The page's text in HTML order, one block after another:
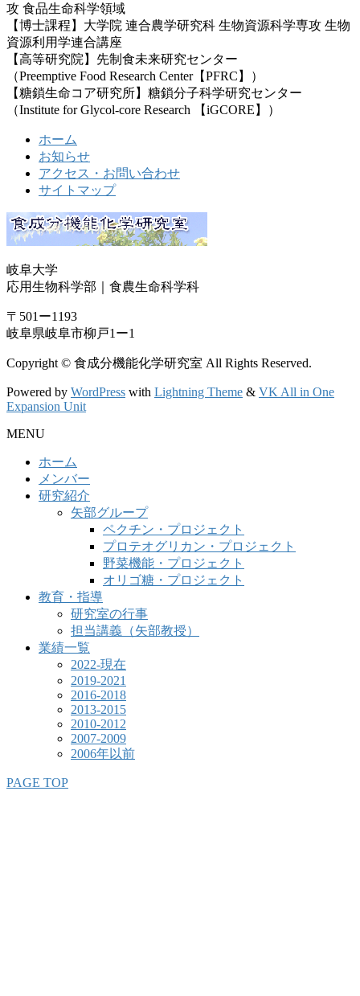
攻 食品生命科学領域
【博士課程】大学院 連合農学研究科 生物資源科学専攻 生物
資源利用学連合講座
【高等研究院】先制食未来研究センター
（Preemptive Food Research Center【PFRC】）
【糖鎖生命コア研究所】糖鎖分子科学研究センター
（Institute for Glycol-core Research 【iGCORE】）
ホーム
お知らせ
アクセス・お問い合わせ
サイトマップ
岐阜大学
応用生物科学部｜食農生命科学科
〒501ー1193
岐阜県岐阜市柳戸1ー1
Copyright © 食成分機能化学研究室 All Rights Reserved.
Powered by WordPress with Lightning Theme & VK All in One
Expansion Unit
MENU
ホーム
メンバー
研究紹介
矢部グループ
ペクチン・プロジェクト
プロテオグリカン・プロジェクト
野菜機能・プロジェクト
オリゴ糖・プロジェクト
教育・指導
研究室の行事
担当講義（矢部教授）
業績一覧
2022-現在
2019-2021
2016-2018
2013-2015
2010-2012
2007-2009
2006年以前
PAGE TOP